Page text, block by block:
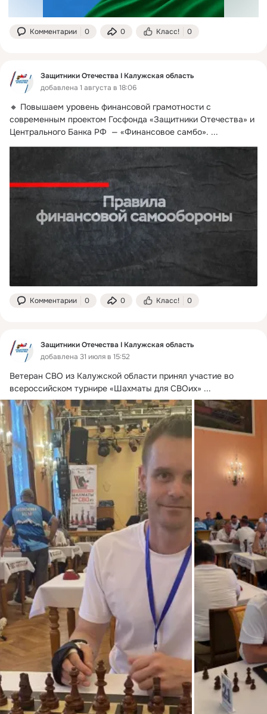
Комментарии 0 0 Класс! 0
Защитники Отечества I Калужская область
добавлена 1 августа в 18:06
🔸 Повышаем уровень финансовой грамотности с
современным проектом Госфонда «Защитники Отечества» и
Центрального Банка РФ  — «Финансовое самбо». ...
Комментарии 0 0 Класс! 0
Защитники Отечества I Калужская область
добавлена 31 июля в 15:52
Ветеран СВО из Калужской области принял участие во
всероссийском турнире «Шахматы для СВОих» ...